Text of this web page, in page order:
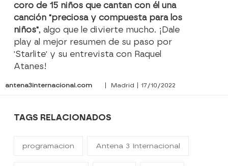
coro de 15 niños que cantan con él una
canción "preciosa y compuesta para los
niños", algo que le divierte mucho. ¡Dale
play al mejor resumen de su paso por
'Starlite' y su entrevista con Raquel
Atanes!
antena3internacional.com | Madrid | 17/10/2022
TAGS RELACIONADOS
programacion Antena 3 Internacional